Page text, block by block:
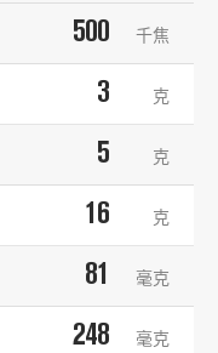
500 千焦
3 克
5 克
16 克
81 毫克
248 毫克